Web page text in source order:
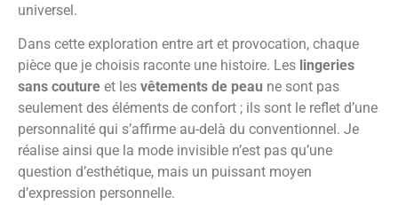
universel.
Dans cette exploration entre art et provocation, chaque
pièce que je choisis raconte une histoire. Les lingeries
sans couture et les vêtements de peau ne sont pas
seulement des éléments de confort ; ils sont le reflet d’une
personnalité qui s’affirme au-delà du conventionnel. Je
réalise ainsi que la mode invisible n’est pas qu’une
question d’esthétique, mais un puissant moyen
d’expression personnelle.